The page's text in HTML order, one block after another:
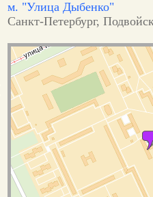
м. "Улица Дыбенко"
Санкт-Петербург,